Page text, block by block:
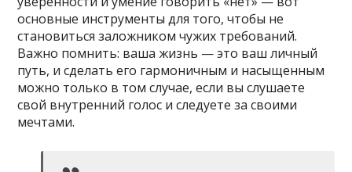
основные инструменты для того, чтобы не
становиться заложником чужих требований.
Важно помнить: ваша жизнь — это ваш личный
путь, и сделать его гармоничным и насыщенным
можно только в том случае, если вы слушаете
свой внутренний голос и следуете за своими
мечтами.